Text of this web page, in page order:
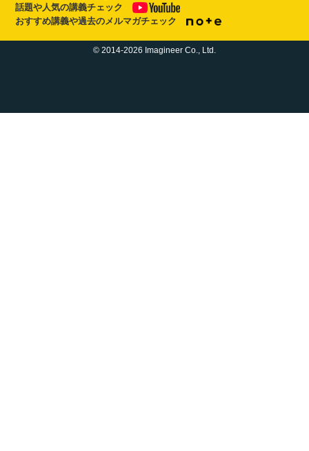
話題や人気の講義チェック
おすすめ講義や過去のメルマガチェック
© 2014-2026 Imagineer Co., Ltd.